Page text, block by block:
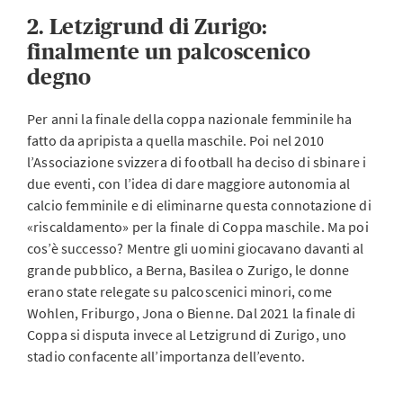
2. Letzigrund di Zurigo:
finalmente un palcoscenico
degno
Per anni la finale della coppa nazionale femminile ha
fatto da apripista a quella maschile. Poi nel 2010
l’Associazione svizzera di football ha deciso di sbinare i
due eventi, con l’idea di dare maggiore autonomia al
calcio femminile e di eliminarne questa connotazione di
«riscaldamento» per la finale di Coppa maschile. Ma poi
cos’è successo? Mentre gli uomini giocavano davanti al
grande pubblico, a Berna, Basilea o Zurigo, le donne
erano state relegate su palcoscenici minori, come
Wohlen, Friburgo, Jona o Bienne. Dal 2021 la finale di
Coppa si disputa invece al Letzigrund di Zurigo, uno
stadio confacente all’importanza dell’evento.